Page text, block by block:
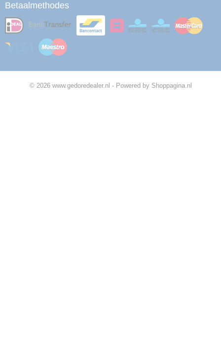
Betaalmethodes
© 2026 www.gedoredealer.nl - Powered by Shoppagina.nl